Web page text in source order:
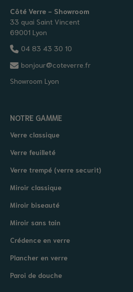
Côté Verre - Showroom
33 quai Saint Vincent
69001 Lyon
04 83 43 30 10
bonjour@coteverre.fr
Showroom Lyon
NOTRE GAMME
Verre classique
Verre feuilleté
Verre trempé (verre securit)
Miroir classique
Miroir biseauté
Miroir sans tain
Crédence en verre
Plancher en verre
Paroi de douche